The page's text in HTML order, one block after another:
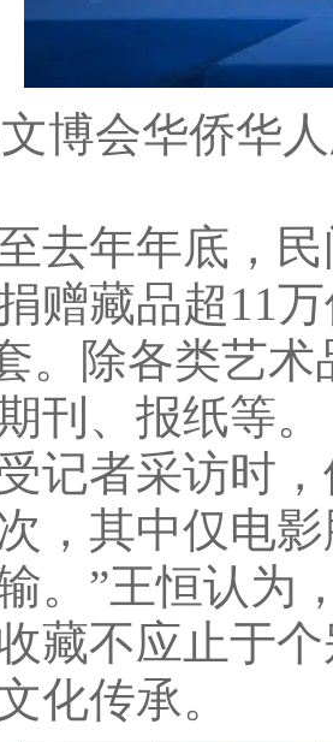
博会华侨华
年年底，民
赠藏品超11
。除各类艺
刊、报纸等。
者采访时，
，其中仅电
。”王恒认为
藏不应止于
化传承。